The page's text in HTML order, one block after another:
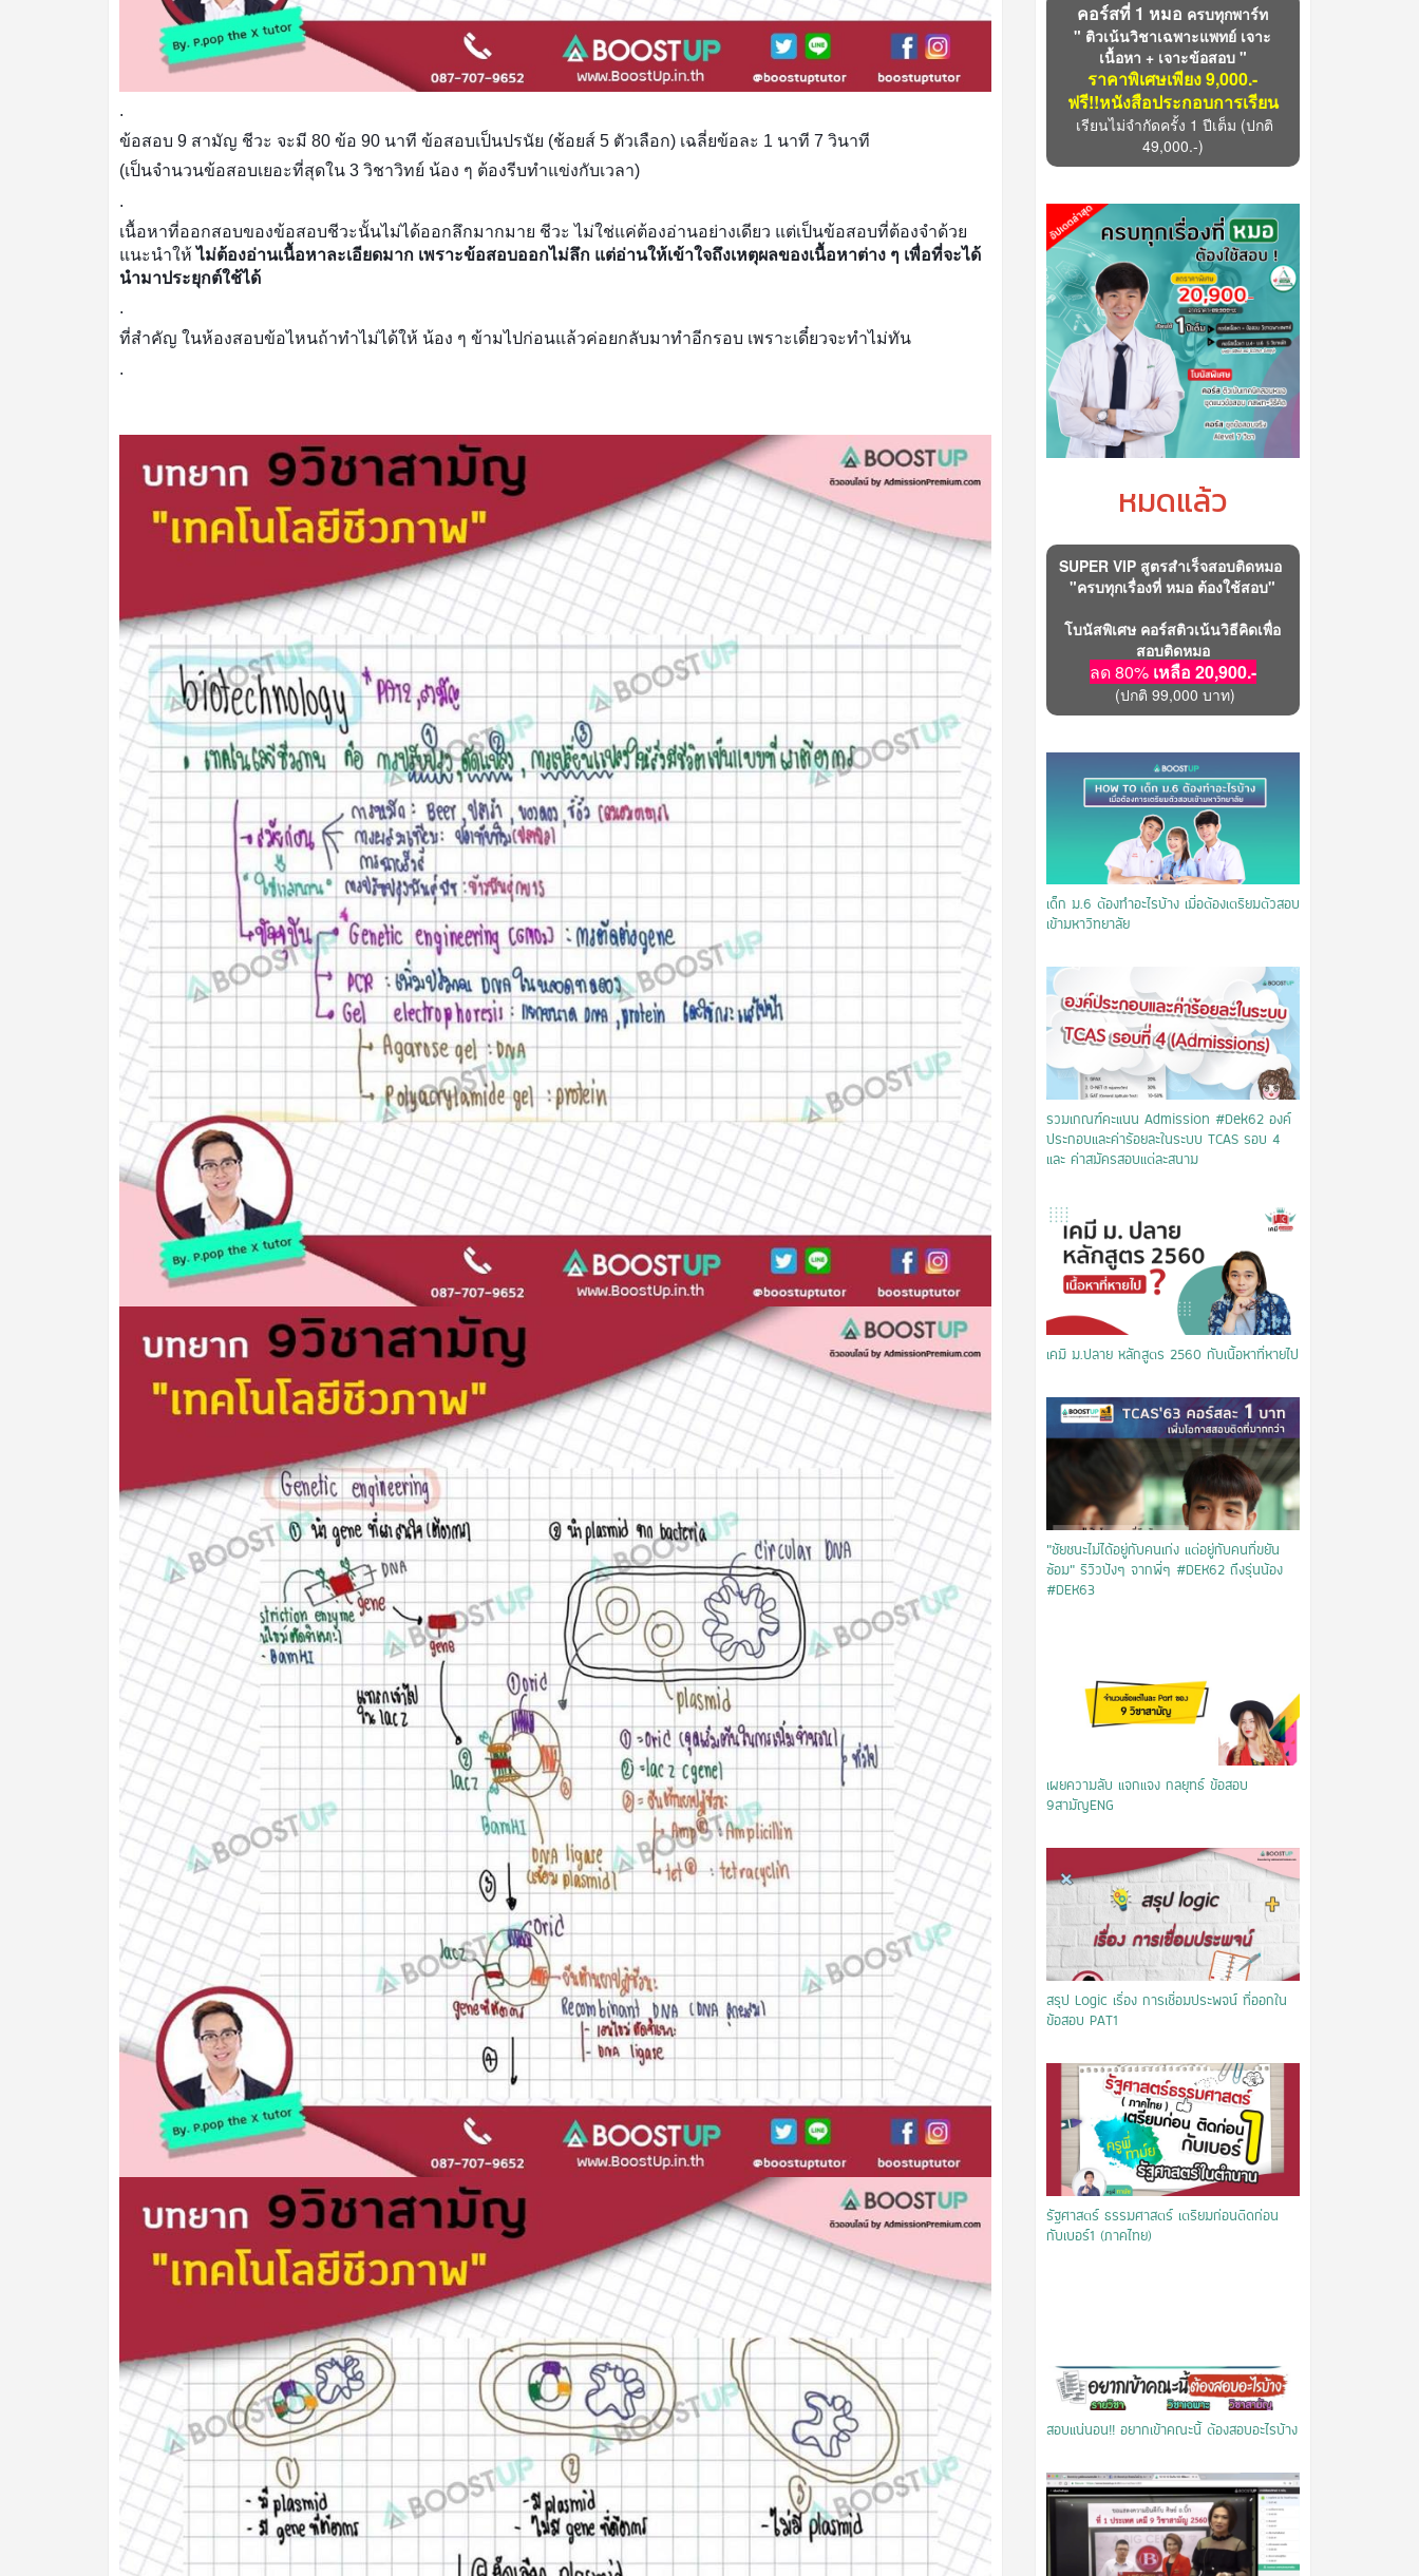
.
ข้อสอบ 9 สามัญ ชีวะ จะมี 80 ข้อ 90 นาที ข้อสอบเป็นปรนัย (ช้อยส์ 5 ตัวเลือก) เฉลี่ยข้อละ 1 นาที 7 วินาที
(เป็นจำนวนข้อสอบเยอะที่สุดใน 3 วิชาวิทย์ น้อง ๆ ต้องรีบทำแข่งกับเวลา)
.
เนื้อหาที่ออกสอบของข้อสอบชีวะนั้นไม่ได้ออกลึกมากมาย ชีวะ ไม่ใช่แค่ต้องอ่านอย่างเดียว แต่เป็นข้อสอบที่ต้องจำด้วย
แนะนำให้ ไม่ต้องอ่านเนื้อหาละเอียดมาก เพราะข้อสอบออกไม่ลึก แต่อ่านให้เข้าใจถึงเหตุผลของเนื้อหาต่าง ๆ เพื่อที่จะได้
นำมาประยุกต์ใช้ได้
.
ที่สำคัญ ในห้องสอบข้อไหนถ้าทำไม่ได้ให้ น้อง ๆ ข้ามไปก่อนแล้วค่อยกลับมาทำอีกรอบ เพราะเดี๋ยวจะทำไม่ทัน
.
คอร์สที่ 1 หมอ ครบทุกพาร์ท
" ติวเน้นวิชาเฉพาะแพทย์ เจาะ
เนื้อหา + เจาะข้อสอบ "
ราคาพิเศษเพียง 9,000.-
ฟรี!!หนังสือประกอบการเรียน
เรียนไม่จำกัดครั้ง 1 ปีเต็ม (ปกติ
49,000.-)
หมดแล้ว
SUPER VIP สูตรสำเร็จสอบติดหมอ
"ครบทุกเรื่องที่ หมอ ต้องใช้สอบ"
โบนัสพิเศษ คอร์สติวเน้นวิธีคิดเพื่อ
สอบติดหมอ
ลด 80% เหลือ 20,900.-
(ปกติ 99,000 บาท)
เด็ก ม.6 ต้องทำอะไรบ้าง เมื่อต้องเตรียมตัวสอบ
เข้ามหาวิทยาลัย
รวมเกณฑ์คะแนน Admission #Dek62 องค์
ประกอบและค่าร้อยละในระบบ TCAS รอบ 4
และ ค่าสมัครสอบแต่ละสนาม
เคมี ม.ปลาย หลักสูตร 2560 กับเนื้อหาที่หายไป
"ชัยชนะไม่ได้อยู่กับคนเก่ง แต่อยู่กับคนที่ขยัน
ซ้อม" รีวิวปังๆ จากพี่ๆ #DEK62 ถึงรุ่นน้อง
#DEK63
เผยความลับ แจกแจง กลยุทธ์ ข้อสอบ
9สามัญENG
สรุป Logic เรื่อง การเชื่อมประพจน์ ที่ออกใน
ข้อสอบ PAT1
รัฐศาสตร์ ธรรมศาสตร์ เตรียมก่อนติดก่อน
กับเบอร์1 (ภาคไทย)
สอบแน่นอน!! อยากเข้าคณะนี้ ต้องสอบอะไรบ้าง